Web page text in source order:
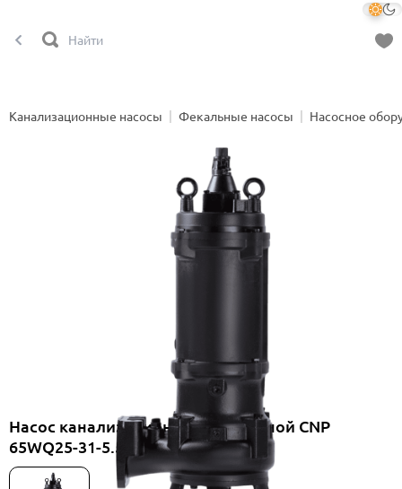
Канализационные насосы Фекальные насосы Насосное
Насос канализационный погружной CNP
65WQ25-31-5.5EF(I)+ELB65WQ